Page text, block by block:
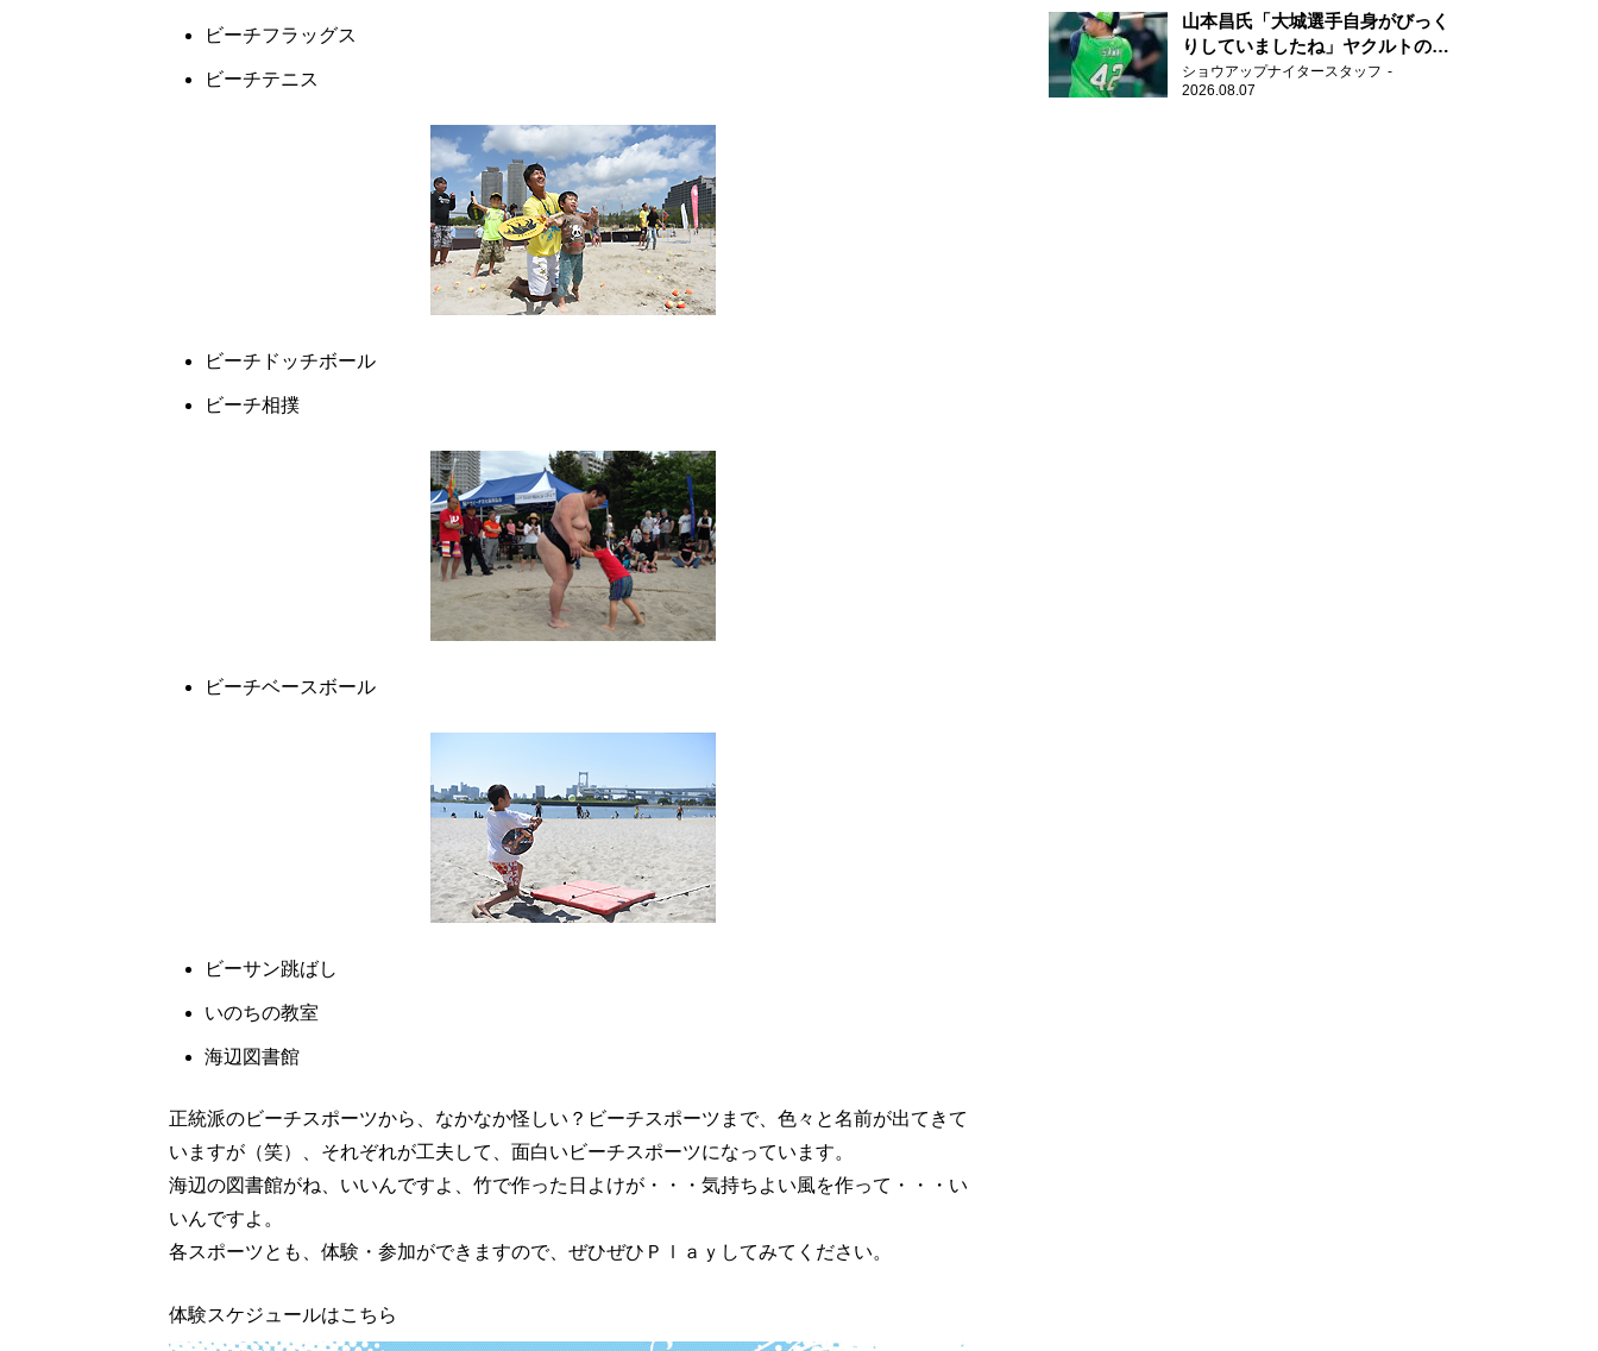
ビーチフラッグス
ビーチテニス
ビーチドッチボール
ビーチ相撲
ビーチベースボール
ビーサン跳ばし
いのちの教室
海辺図書館
正統派のビーチスポーツから、なかなか怪しい？ビーチスポーツまで、色々と名前が出てきて
いますが（笑）、それぞれが工夫して、面白いビーチスポーツになっています。
海辺の図書館がね、いいんですよ、竹で作った日よけが・・・気持ちよい風を作って・・・い
いんですよ。
各スポーツとも、体験・参加ができますので、ぜひぜひＰｌａｙしてみてください。
体験スケジュールはこちら
山本昌氏「大城選手自身がびっく
りしていましたね」ヤクルトのフ
ァースト・澤井の判断を評価
ショウアップナイタースタッフ
2026.08.07